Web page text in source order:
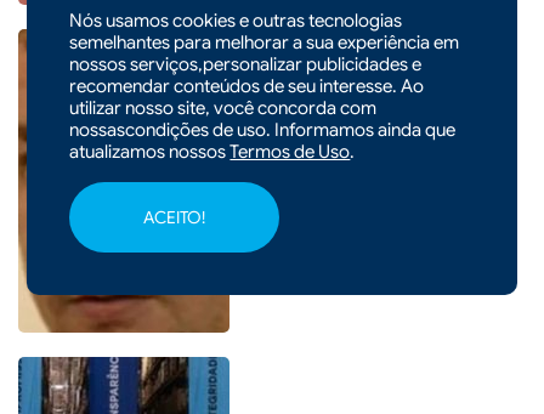
Nós usamos cookies e outras tecnologias
semelhantes para melhorar a sua experiência em
nossos serviços,personalizar publicidades e
recomendar conteúdos de seu interesse. Ao
utilizar nosso site, você concorda com
nossascondições de uso. Informamos ainda que
atualizamos nossosTermos de Uso.
ACEITO!
POLÍTICA | 14/01/2026 - 09h06
Pedido no STF mira Lulinha
de passaporte após suspeita
de fraude no INSS